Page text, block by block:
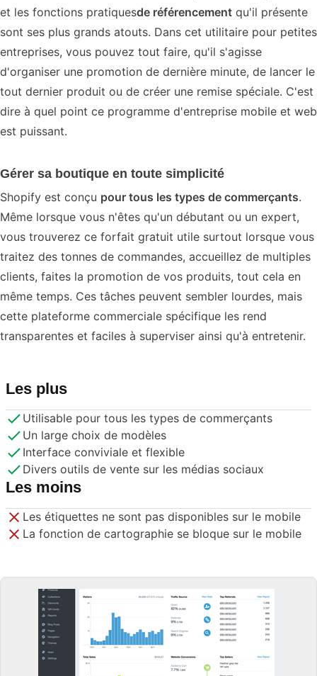
et les fonctions pratiquesde référencement qu'il présente
sont ses plus grands atouts. Dans cet utilitaire pour petites
entreprises, vous pouvez tout faire, qu'il s'agisse
d'organiser une promotion de dernière minute, de lancer le
tout dernier produit ou de créer une remise spéciale. C'est
dire à quel point ce programme d'entreprise mobile et web
est puissant.
Gérer sa boutique en toute simplicité
Shopify est conçu pour tous les types de commerçants.
Même lorsque vous n'êtes qu'un débutant ou un expert,
vous trouverez ce forfait gratuit utile surtout lorsque vous
traitez des tonnes de commandes, accueillez de multiples
clients, faites la promotion de vos produits, tout cela en
même temps. Ces tâches peuvent sembler lourdes, mais
cette plateforme commerciale spécifique les rend
transparentes et faciles à superviser ainsi qu'à entretenir.
Les plus
Utilisable pour tous les types de commerçants
Un large choix de modèles
Interface conviviale et flexible
Divers outils de vente sur les médias sociaux
Les moins
Les étiquettes ne sont pas disponibles sur le mobile
La fonction de cartographie se bloque sur le mobile